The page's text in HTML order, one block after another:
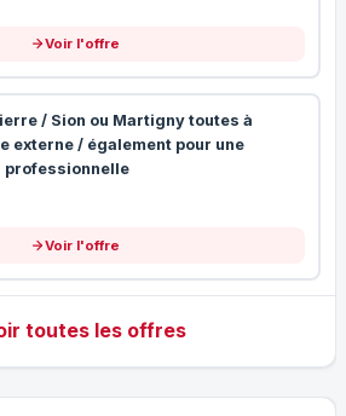
Voir l'offre
/ Sion ou Martigny toutes à
externe / également pour une
professionnelle
Voir l'offre
toutes les offres